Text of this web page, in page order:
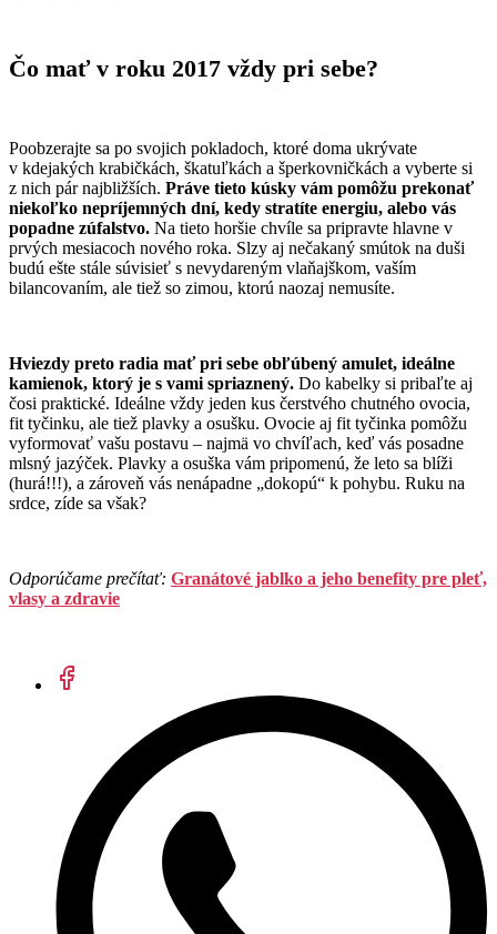
Čo mať v roku 2017 vždy pri sebe?
Poobzerajte sa po svojich pokladoch, ktoré doma ukrývate
v kdejakých krabičkách, škatuľkách a šperkovničkách a vyberte si
z nich pár najbližších. Práve tieto kúsky vám pomôžu prekonať
niekoľko nepríjemných dní, kedy stratíte energiu, alebo vás
popadne zúfalstvo. Na tieto horšie chvíle sa pripravte hlavne v
prvých mesiacoch nového roka. Slzy aj nečakaný smútok na duši
budú ešte stále súvisieť s nevydareným vlaňajškom, vaším
bilancovaním, ale tiež so zimou, ktorú naozaj nemusíte.
Hviezdy preto radia mať pri sebe obľúbený amulet, ideálne
kamienok, ktorý je s vami spriaznený. Do kabelky si pribaľte aj
čosi praktické. Ideálne vždy jeden kus čerstvého chutného ovocia,
fit tyčinku, ale tiež plavky a osušku. Ovocie aj fit tyčinka pomôžu
vyformovať vašu postavu – najmä vo chvíľach, keď vás posadne
mlsný jazýček. Plavky a osuška vám pripomenú, že leto sa blíži
(hurá!!!), a zároveň vás nenápadne „dokopú“ k pohybu. Ruku na
srdce, zíde sa však?
Odporúčame prečítať: Granátové jablko a jeho benefity pre pleť,
vlasy a zdravie